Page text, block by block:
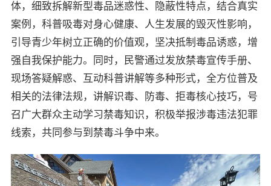
体，细致拆解新型毒品迷惑性、隐蔽性特点，结合真实
案例，科普吸毒对身心健康、人生发展的毁灭性影响，
引导青少年树立正确的价值观，坚决抵制毒品诱惑，增
强自我保护能力。同时，民警通过发放禁毒宣传手册、
现场答疑解惑、互动科普讲解等多种形式，全方位普及
相关的法律法规，讲解识毒、防毒、拒毒核心技巧，号
召广大群众主动学习禁毒知识，积极举报涉毒违法犯罪
线索，共同参与到禁毒斗争中来。